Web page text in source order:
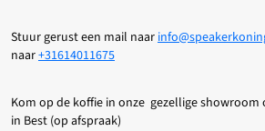
Stuur gerust een mail naar
naar+31614011675
Kom op de koffie in onze gezellige showroom
in Best (op afspraak)